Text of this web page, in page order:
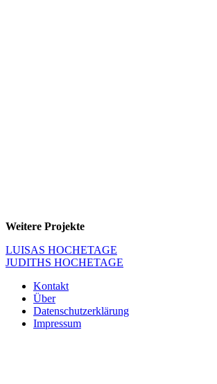
Weitere Projekte
Beitragsnavigation
LUISAS HOCHETAGE
JUDITHS HOCHETAGE
Kontakt
Über
Datenschutzerklärung
Impressum